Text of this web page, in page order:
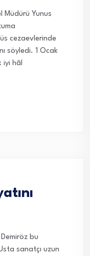
Müdürü Yunus
cezaevlerinde
söyledi. 1 Ocak
iyi hâl
bu
sanatçı uzun